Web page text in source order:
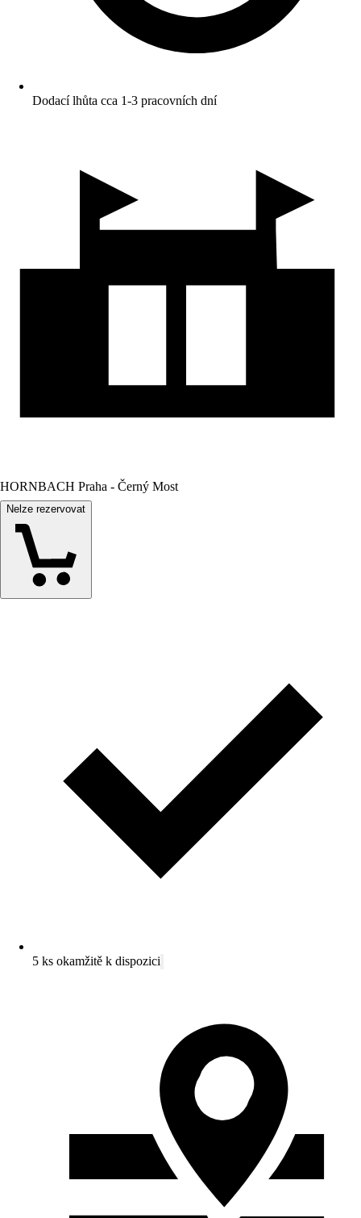
Dodací lhůta cca 1-3 pracovních dní
HORNBACH Praha - Černý Most
Nelze rezervovat
5 ks okamžitě k dispozici